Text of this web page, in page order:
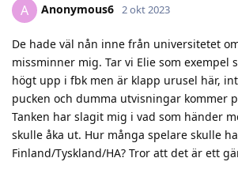
A Anonymous6 2 okt 2023
De hade väl nån inne från universitetet
missminner mig. Tar vi Elie som exempel
högt upp i fbk men är klapp urusel här,
pucken och dumma utvisningar kommer
Tanken har slagit mig i vad som händer
skulle åka ut. Hur många spelare skulle
Finland/Tyskland/HA? Tror att det är ett